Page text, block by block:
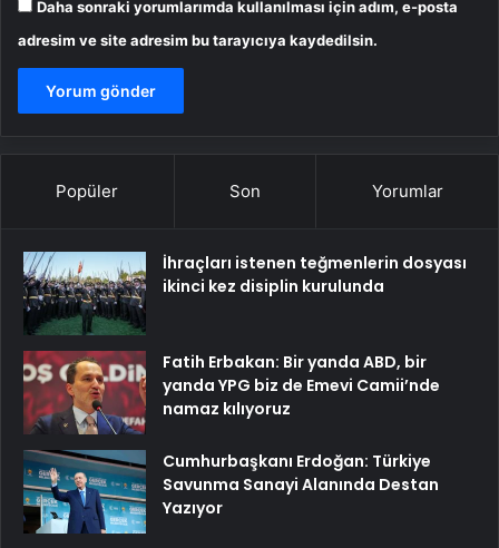
Daha sonraki yorumlarımda kullanılması için adım, e-posta
adresim ve site adresim bu tarayıcıya kaydedilsin.
Popüler Son Yorumlar
İhraçları istenen teğmenlerin dosyası
ikinci kez disiplin kurulunda
Fatih Erbakan: Bir yanda ABD, bir
yanda YPG biz de Emevi Camii’nde
namaz kılıyoruz
Cumhurbaşkanı Erdoğan: Türkiye
Savunma Sanayi Alanında Destan
Yazıyor